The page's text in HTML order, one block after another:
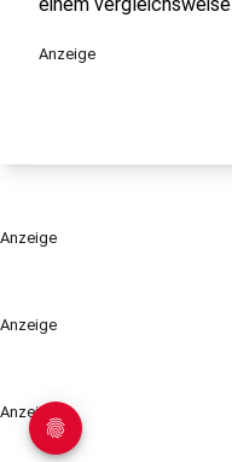
Anzeige
Anzeige
Anzeige
Anzeige